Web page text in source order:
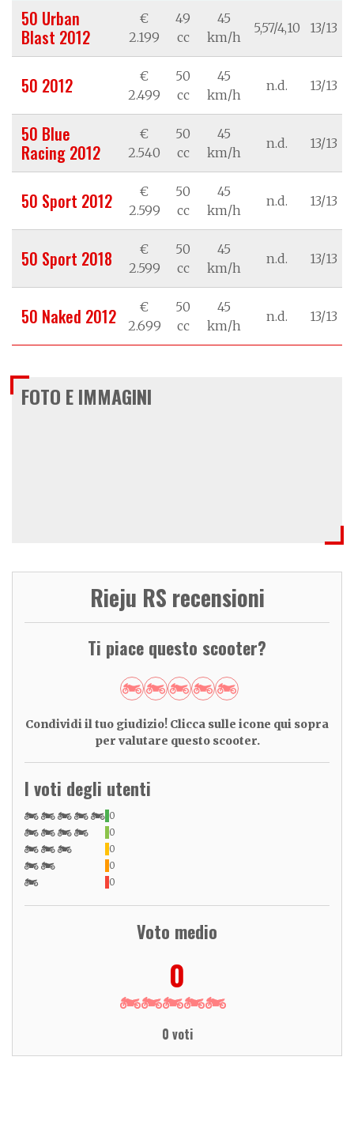
50 Urban
Blast 2012
€
2.199
49
cc
45
km/h
5,57/4,10 13/13
50 2012
€
2.499
50
cc
45
km/h
n.d. 13/13
50 Blue
Racing 2012
€
2.540
50
cc
45
km/h
n.d. 13/13
50 Sport 2012
€
2.599
50
cc
45
km/h
n.d. 13/13
50 Sport 2018
€
2.599
50
cc
45
km/h
n.d. 13/13
50 Naked 2012
€
2.699
50
cc
45
km/h
n.d. 13/13
FOTO E IMMAGINI
Rieju RS recensioni
Ti piace questo scooter?
Condividi il tuo giudizio! Clicca sulle icone qui sopra
per valutare questo scooter.
I voti degli utenti
0
0
0
0
0
Voto medio
0
0 voti